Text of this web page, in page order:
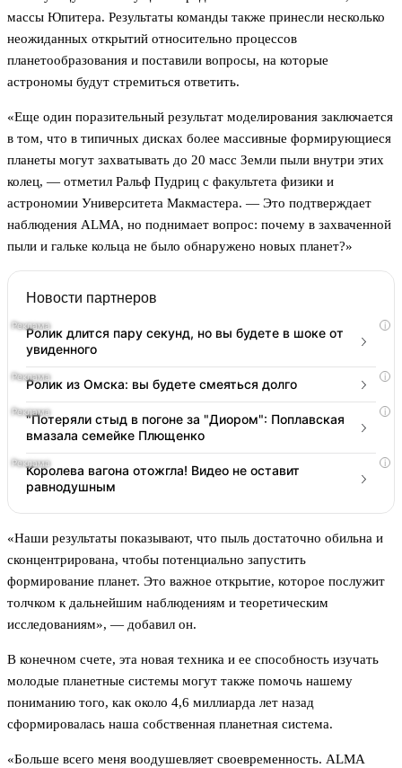
массы Юпитера. Результаты команды также принесли несколько
неожиданных открытий относительно процессов
планетообразования и поставили вопросы, на которые
астрономы будут стремиться ответить.
«Еще один поразительный результат моделирования заключается
в том, что в типичных дисках более массивные формирующиеся
планеты могут захватывать до 20 масс Земли пыли внутри этих
колец, — отметил Ральф Пудриц с факультета физики и
астрономии Университета Макмастера. — Это подтверждает
наблюдения ALMA, но поднимает вопрос: почему в захваченной
пыли и гальке кольца не было обнаружено новых планет?»
Новости партнеров
i
Ролик длится пару секунд, но вы будете в шоке от
увиденного
i
Ролик из Омска: вы будете смеяться долго
i
"Потеряли стыд в погоне за "Диором": Поплавская
вмазала семейке Плющенко
i
Королева вагона отожгла! Видео не оставит
равнодушным
«Наши результаты показывают, что пыль достаточно обильна и
сконцентрирована, чтобы потенциально запустить
формирование планет. Это важное открытие, которое послужит
толчком к дальнейшим наблюдениям и теоретическим
исследованиям», — добавил он.
В конечном счете, эта новая техника и ее способность изучать
молодые планетные системы могут также помочь нашему
пониманию того, как около 4,6 миллиарда лет назад
сформировалась наша собственная планетная система.
«Больше всего меня воодушевляет своевременность. ALMA